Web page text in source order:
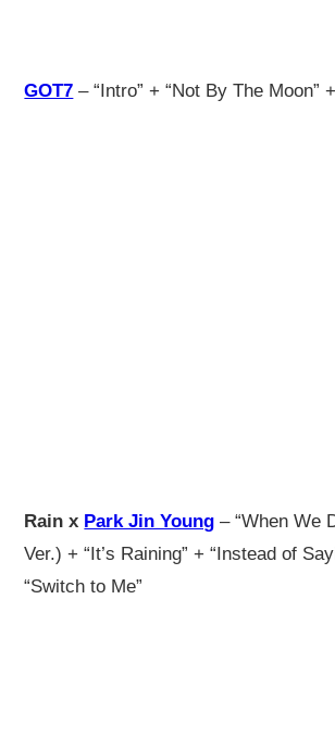
GOT7 – “Intro” + “Not By The Moon”
Rain x Park Jin Young – “When We
Ver.) + “It’s Raining” + “Instead of
“Switch to Me”